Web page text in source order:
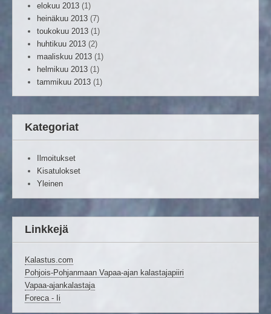
elokuu 2013 (1)
heinäkuu 2013 (7)
toukokuu 2013 (1)
huhtikuu 2013 (2)
maaliskuu 2013 (1)
helmikuu 2013 (1)
tammikuu 2013 (1)
Kategoriat
Ilmoitukset
Kisatulokset
Yleinen
Linkkejä
Kalastus.com
Pohjois-Pohjanmaan Vapaa-ajan kalastajapiiri
Vapaa-ajankalastaja
Foreca - Ii